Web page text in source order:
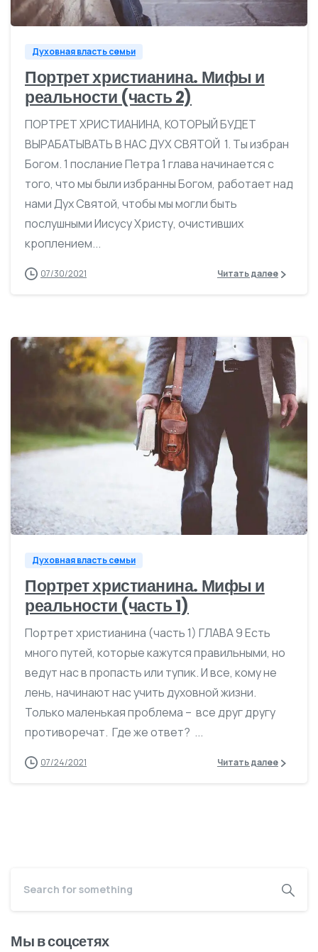
Духовная власть семьи
Портрет христианина. Мифы и
реальности (часть 2)
ПОРТРЕТ ХРИСТИАНИНА, КОТОРЫЙ БУДЕТ
ВЫРАБАТЫВАТЬ В НАС ДУХ СВЯТОЙ 1. Ты избран
Богом. 1 послание Петра 1 глава начинается с
того, что мы были избранны Богом, работает над
нами Дух Святой, чтобы мы могли быть
послушными Иисусу Христу, очистивших
кроплением...
07/30/2021 Читать далее
Духовная власть семьи
Портрет христианина. Мифы и
реальности (часть 1)
Портрет христианина (часть 1) ГЛАВА 9 Есть
много путей, которые кажутся правильными, но
ведут нас в пропасть или тупик. И все, кому не
лень, начинают нас учить духовной жизни.
Только маленькая проблема – все друг другу
противоречат. Где же ответ? ...
07/24/2021 Читать далее
Мы в соцсетях